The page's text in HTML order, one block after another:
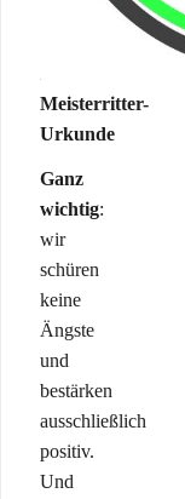
„Abschluss-
Meisterritter-
Urkunde
Ganz
wichtig:
wir
schüren
keine
Ängste
und
bestärken
ausschließlich
positiv.
Und